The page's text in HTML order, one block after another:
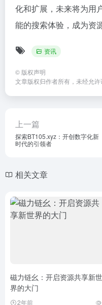
化和扩展，未来将为用
能的搜索体验，成为资
资讯
© 版权声明
文章版权归作者所有，未经允许
上一篇
探索BT105.xyz：开创数字化新
时代的引领者
相关文章
磁力链幺：开启资源共享新世
界的大门
2年前